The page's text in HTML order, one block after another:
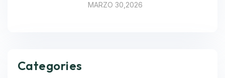
MARZO 30,2026
Categories